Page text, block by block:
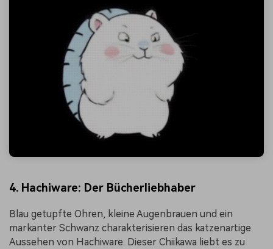
4. Hachiware: Der Bücherliebhaber
Blau getupfte Ohren, kleine Augenbrauen und ein
markanter Schwanz charakterisieren das katzenartige
Aussehen von Hachiware. Dieser Chiikawa liebt es zu